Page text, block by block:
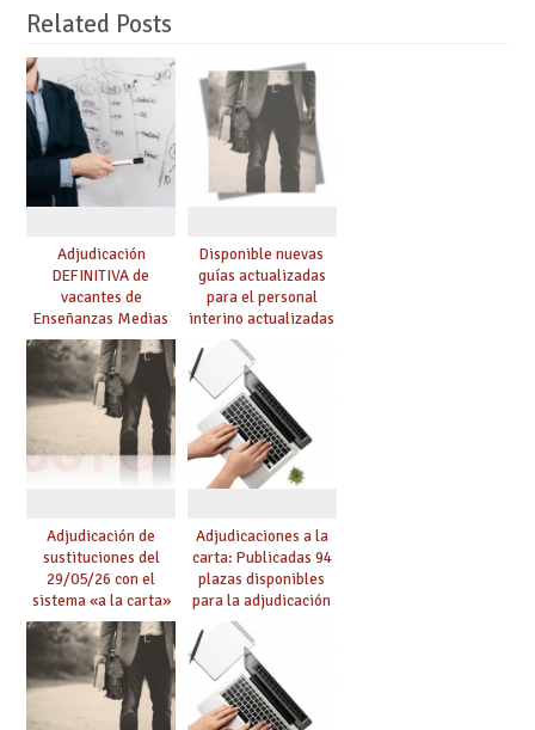
Related Posts
Adjudicación
DEFINITIVA de
vacantes de
Enseñanzas Medias
para el curso 26-27
Disponible nuevas
guías actualizadas
para el personal
interino actualizadas
para el curso 26/27
Adjudicación de
sustituciones del
29/05/26 con el
sistema «a la carta»
conseguido con el
Acuerdo de Mejoras
Adjudicaciones a la
carta: Publicadas 94
plazas disponibles
para la adjudicación
de mañana y abierto
plazo de solicitudes